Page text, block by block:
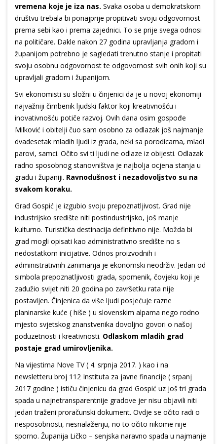
vremena koje je iza nas. Svaka osoba u demokratskom
društvu trebala bi ponajprije propitivati svoju odgovornost
prema sebi kao i prema zajednici. To se prije svega odnosi
na političare. Dakle nakon 27 godina upravljanja gradom i
županijom potrebno je sagledati trenutno stanje i propitati
svoju osobnu odgovornost te odgovornost svih onih koji su
upravljali gradom i županijom.
Svi ekonomisti su složni u činjenici da je u novoj ekonomiji
najvažniji čimbenik ljudski faktor koji kreativnošću i
inovativnošću potiče razvoj. Ovih dana osim gospođe
Milković i obitelji čuo sam osobno za odlazak još najmanje
dvadesetak mladih ljudi iz grada, neki sa porodicama, mladi
parovi, samci. Očito svi ti ljudi ne odlaze iz obijesti. Odlazak
radno sposobnog stanovništva je najbolja ocjena stanja u
gradu i županiji. Ravnodušnost i nezadovoljstvo su na
svakom koraku.
Grad Gospić je izgubio svoju prepoznatljivost. Grad nije
industrijsko središte niti postindustrijsko, još manje
kulturno. Turistička destinacija definitivno nije. Možda bi
grad mogli opisati kao administrativno središte no s
nedostatkom inicijative. Odnos proizvodnih i
administrativnih zanimanja je ekonomski neodrživ. Jedan od
simbola prepoznatljivosti grada, spomenik, čovjeku koji je
zadužio svijet niti 20 godina po završetku rata nije
postavljen. Činjenica da više ljudi posjećuje razne
planinarske kuće ( hiše ) u slovenskim alpama nego rodno
mjesto svjetskog znanstvenika dovoljno govori o našoj
poduzetnosti i kreativnosti. Odlaskom mladih grad
postaje grad umirovljenika.
Na vijestima Nove TV ( 4. srpnja 2017. ) kao i na
newsletteru broj 112 Instituta za javne financije ( srpanj
2017 godine ) ističu činjenicu da grad Gospić uz još tri grada
spada u najnetransparentnije gradove jer nisu objavili niti
jedan traženi proračunski dokument. Ovdje se očito radi o
nesposobnosti, nesnalaženju, no to očito nikome nije
sporno. Županija Ličko – senjska naravno spada u najmanje